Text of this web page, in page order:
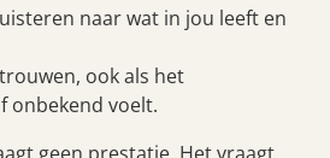
naar wat in jou leeft en
ook als het
onbekend voelt.